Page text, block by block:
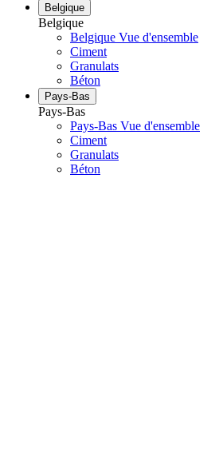
Belgique
Belgique
Belgique Vue d'ensemble
Ciment
Granulats
Béton
Pays-Bas
Pays-Bas
Pays-Bas Vue d'ensemble
Ciment
Granulats
Béton